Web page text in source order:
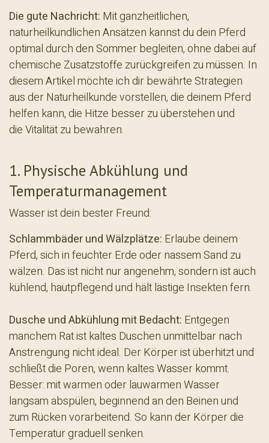
Die gute Nachricht: Mit ganzheitlichen,
naturheilkundlichen Ansätzen kannst du dein Pferd
optimal durch den Sommer begleiten, ohne dabei auf
chemische Zusatzstoffe zurückgreifen zu müssen. In
diesem Artikel möchte ich dir bewährte Strategien
aus der Naturheilkunde vorstellen, die deinem Pferd
helfen kann, die Hitze besser zu überstehen und
die Vitalität zu bewahren.​
1. Physische Abkühlung und
Temperaturmanagement
​Wasser ist dein bester Freund:
Schlammbäder und Wälzplätze: Erlaube deinem
Pferd, sich in feuchter Erde oder nassem Sand zu
wälzen. Das ist nicht nur angenehm, sondern ist auch
kühlend, hautpflegend und hält lästige Insekten fern.
Dusche und Abkühlung mit Bedacht: Entgegen
manchem Rat ist kaltes Duschen unmittelbar nach
Anstrengung nicht ideal. Der Körper ist überhitzt und
schließt die Poren, wenn kaltes Wasser kommt.
Besser: mit warmen oder lauwarmen Wasser
langsam abspülen, beginnend an den Beinen und
zum Rücken vorarbeitend. So kann der Körper die
Temperatur graduell senken.​